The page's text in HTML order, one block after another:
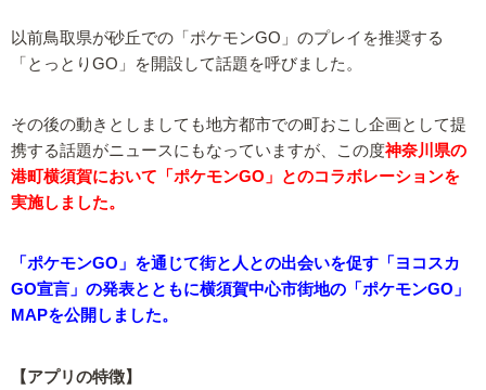
以前鳥取県が砂丘での「ポケモンGO」のプレイを推奨する
「とっとりGO」を開設して話題を呼びました。
その後の動きとしましても地方都市での町おこし企画として提
携する話題がニュースにもなっていますが、この度神奈川県の
港町横須賀において「ポケモンGO」とのコラボレーションを
実施しました。
「ポケモンGO」を通じて街と人との出会いを促す「ヨコスカ
GO宣言」の発表とともに横須賀中心市街地の「ポケモンGO」
MAPを公開しました。
【アプリの特徴】